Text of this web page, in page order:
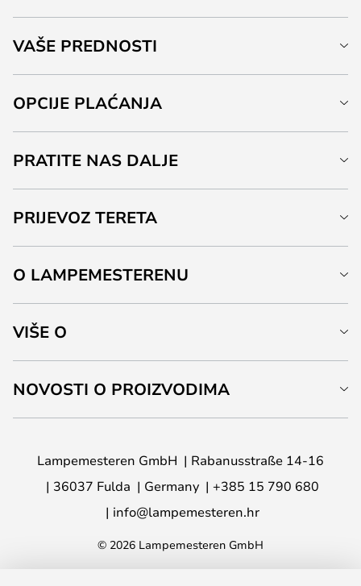
VAŠE PREDNOSTI
OPCIJE PLAĆANJA
PRATITE NAS DALJE
PRIJEVOZ TERETA
O LAMPEMESTERENU
VIŠE O
NOVOSTI O PROIZVODIMA
Lampemesteren GmbH
Rabanusstraße 14-16
36037 Fulda
Germany
+385 15 790 680
info@lampemesteren.hr
© 2026 Lampemesteren GmbH